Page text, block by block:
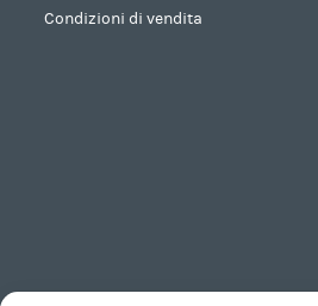
Condizioni di vendita